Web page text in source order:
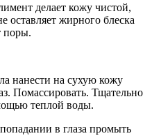
делает кожу чистой,
оставляет жирного блеска
поры.
нанести на сухую кожу
Помассировать. Тщательно
теплой воды.
в глаза промыть